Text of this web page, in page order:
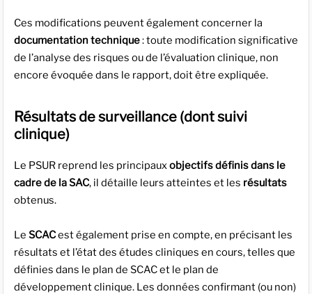
Ces modifications peuvent également concerner la
documentation technique: toute modification significative
de l’analyse des risques ou de l’évaluation clinique, non
encore évoquée dans le rapport, doit être expliquée.
Résultats de surveillance (dont suivi
clinique)
Le PSUR reprend les principauxobjectifs définis dans le
cadre de la SAC, il détaille leurs atteintes et les résultats
obtenus.
Le SCACest également prise en compte, en précisant les
résultats et l’état des études cliniques en cours, telles que
définies dans le plan de SCAC et le plan de
développement clinique. Les données confirmant (ou non)